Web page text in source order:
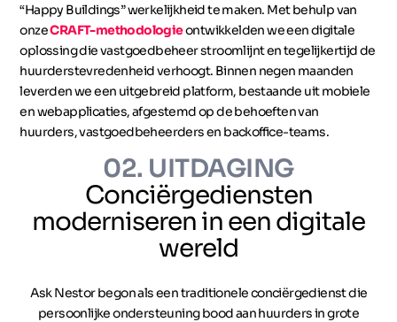
“Happy Buildings” werkelijkheid te maken. Met behulp van
onzeCRAFT-methodologieontwikkelden we een digitale
oplossing die vastgoedbeheer stroomlijnt en tegelijkertijd de
huurderstevredenheid verhoogt. Binnen negen maanden
leverden we een uitgebreid platform, bestaande uit mobiele
en webapplicaties, afgestemd op de behoeften van
huurders, vastgoedbeheerders en backoffice-teams.
02. UITDAGING
Conciërgediensten
moderniseren in een digitale
wereld
Ask Nestor begon als een traditionele conciërgedienst die
persoonlijke ondersteuning bood aan huurders in grote